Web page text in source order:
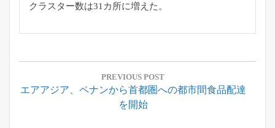
クラスター数は31カ所に増えた。
投
ナ
PREVIOUS POST
Previous
エアアジア、ペナンから首都圏への都市間食品配達
を開始